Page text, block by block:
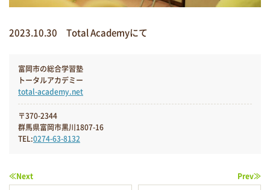
2023.10.30 Total Academyにて
富岡市の総合学習塾
トータルアカデミー
total-academy.net
〒370-2344
群馬県富岡市黒川1807-16
TEL:0274-63-8132
≪Next Prev≫